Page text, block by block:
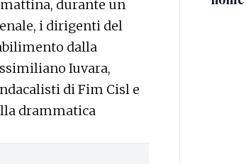
durante un
i dirigenti del
dalla
Iuvara,
di Fim Cisl e
drammatica